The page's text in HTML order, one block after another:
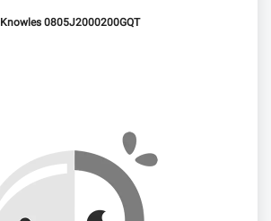
Knowles 0805J2000200GQT